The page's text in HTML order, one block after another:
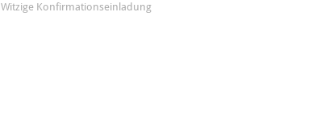
Witzige Konfirmationseinladung